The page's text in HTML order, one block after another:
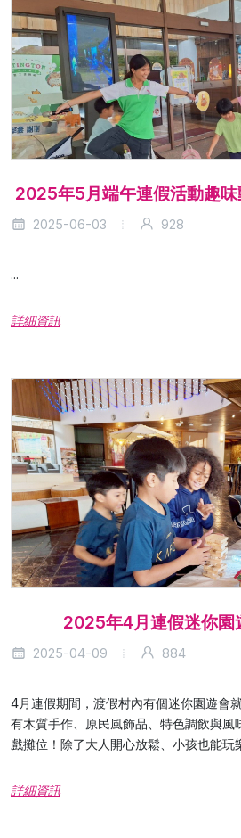
2025年5月端午連假活動趣
2025-06-03 928
...
詳細資訊
2025年4月連假迷你園
2025-04-09 884
4月連假期間，渡假村內有個迷你園遊會
有木質手作、原民風飾品、特色調飲與風
戲攤位！除了大人開心放鬆、小孩也能玩
詳細資訊